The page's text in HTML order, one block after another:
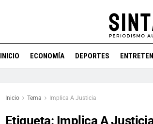
INICIO ECONOMÍA DEPORTES
Inicio Tema Implica A Justicia
Etiqueta: Implica A